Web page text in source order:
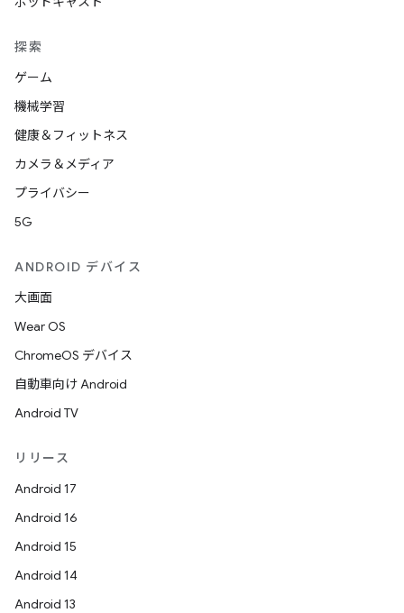
探索
ゲーム
機械学習
健康＆フィットネス
カメラ＆メディア
プライバシー
5G
ANDROID デバイス
大画面
Wear OS
ChromeOS デバイス
自動車向け Android
Android TV
リリース
Android 17
Android 16
Android 15
Android 14
Android 13